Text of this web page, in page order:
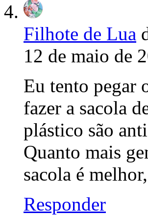
Filhote de Lua
12 de maio de
Eu tento pegar
fazer a sacola
plástico são
Quanto mais
sacola é
Responder